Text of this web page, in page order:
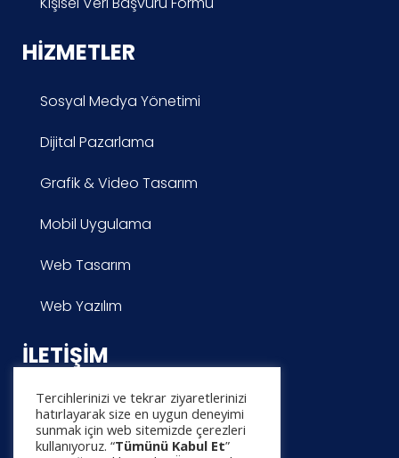
HIZMETLER
Sosyal Medya Yönetimi
Dijital Pazarlama
Grafik & Video Tasarım
Mobil Uygulama
Web Tasarım
Web Yazılım
İLETIŞIM
Yardım Merkezi
Proje Başvurusu
Tercihlerinizi ve tekrar ziyaretlerinizi
hatırlayarak size en uygun deneyimi
sunmak için web sitemizde çerezleri
kullanıyoruz. “Tümünü Kabul Et”